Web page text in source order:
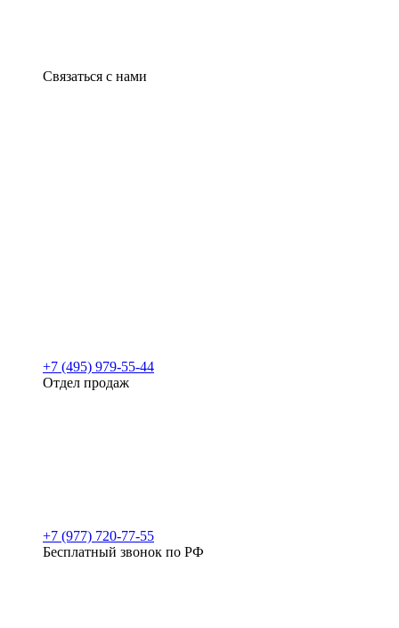
Связаться с нами
+7 (495) 979-55-44
Отдел продаж
+7 (977) 720-77-55
Бесплатный звонок по РФ